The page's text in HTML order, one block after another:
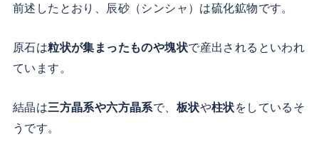
前述したとおり、辰砂（シンシャ）は硫化鉱物です。
原石は粒状が集まったものや塊状で産出されるといわれ
ています。
結晶は三方晶系や六方晶系で、 板状や柱状をしているそ
うです。